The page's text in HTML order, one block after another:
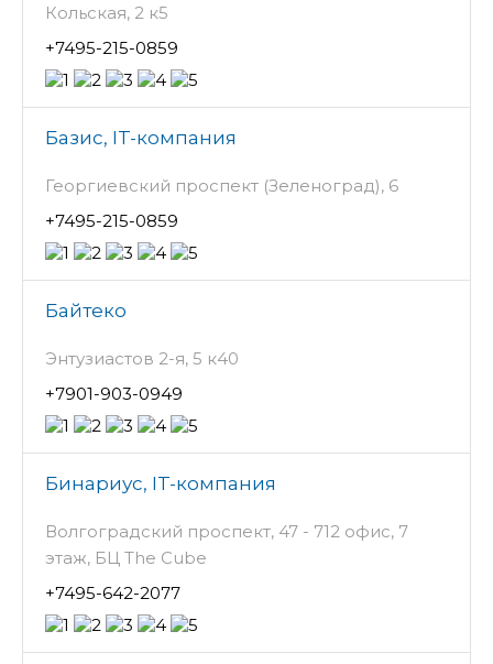
Кольская, 2 к5
+7495-215-0859
Базис, IT-компания
Георгиевский проспект (Зеленоград), 6
+7495-215-0859
Байтеко
Энтузиастов 2-я, 5 к40
+7901-903-0949
Бинариус, IT-компания
Волгоградский проспект, 47 - 712 офис, 7
этаж, БЦ The Cube
+7495-642-2077